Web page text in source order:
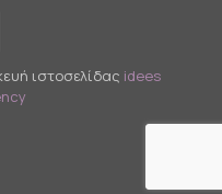
ιστοσελίδας idees